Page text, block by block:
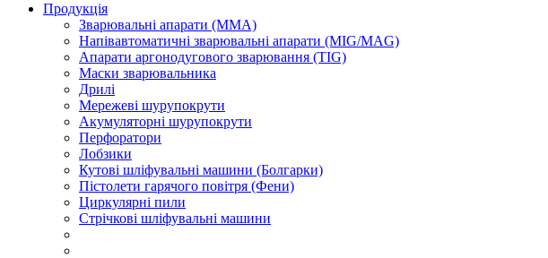
Продукція
Зварювальні апарати (ММА)
Напівавтоматичні зварювальні апарати (MIG/MAG)
Апарати аргонодугового зварювання (TIG)
Маски зварювальника
Дрилі
Мережеві шурупокрути
Акумуляторні шурупокрути
Перфоратори
Лобзики
Кутові шліфувальні машини (Болгарки)
Пістолети гарячого повітря (Фени)
Циркулярні пили
Стрічкові шліфувальні машини